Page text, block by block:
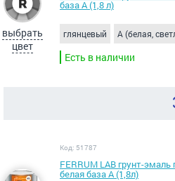
выбрать
цвет
база А (1,8 л)
глянцевый A (белая,
Есть в наличии
Код: 51787
FERRUM LAB грунт-
белая база А (1,8л)